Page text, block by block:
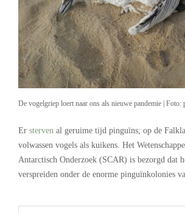
De vogelgriep loert naar ons als nieuwe pandemie | Foto:
Er sterven al geruime tijd pinguïns; op de
volwassen vogels als kuikens. Het
Antarctisch Onderzoek (SCAR) is bezorgd dat
verspreiden onder de enorme pinguïnkolonies